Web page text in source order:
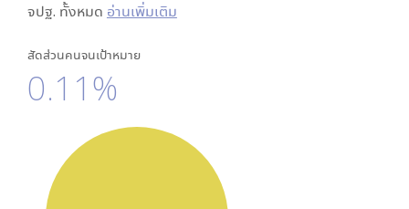
จปฐ. ทั้งหมด อ่านเพิ่มเติม
สัดส่วนคนจนเป้าหมาย
0.11%